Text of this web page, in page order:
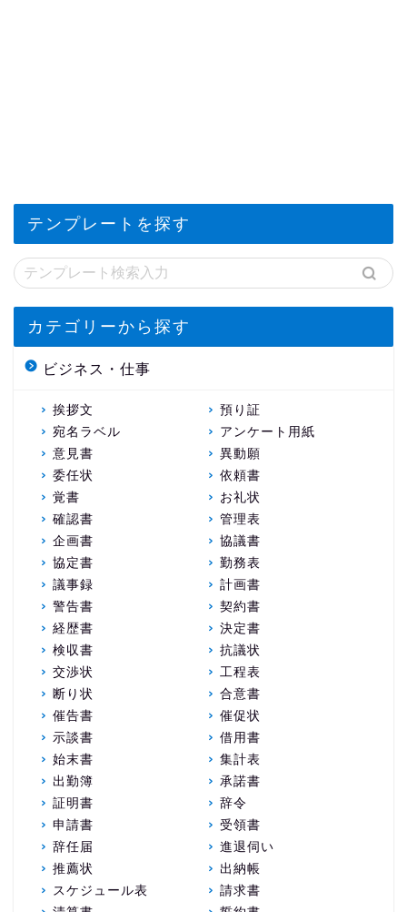
テンプレートを探す
カテゴリーから探す
ビジネス・仕事
挨拶文
預り証
宛名ラベル
アンケート用紙
意見書
異動願
委任状
依頼書
覚書
お礼状
確認書
管理表
企画書
協議書
協定書
勤務表
議事録
計画書
警告書
契約書
経歴書
決定書
検収書
抗議状
交渉状
工程表
断り状
合意書
催告書
催促状
示談書
借用書
始末書
集計表
出勤簿
承諾書
証明書
辞令
申請書
受領書
辞任届
進退伺い
推薦状
出納帳
スケジュール表
請求書